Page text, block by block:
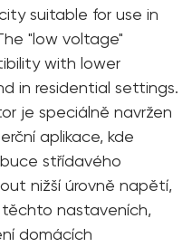
suitable for use in
"low voltage"
with lower
in residential settings.
je speciálně navržen
aplikace, kde
střídavého
nižší úrovně napětí,
těchto nastaveních,
domácích